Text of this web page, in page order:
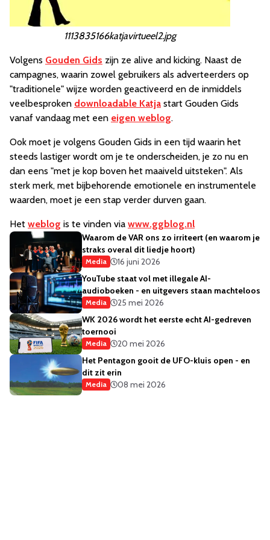
1113835166katjavirtueel2.jpg
Volgens Gouden Gids zijn ze alive and kicking. Naast de
campagnes, waarin zowel gebruikers als adverteerders op
"traditionele" wijze worden geactiveerd en de inmiddels
veelbesproken downloadable Katja start Gouden Gids
vanaf vandaag met een eigen weblog.
Ook moet je volgens Gouden Gids in een tijd waarin het
steeds lastiger wordt om je te onderscheiden, je zo nu en
dan eens "met je kop boven het maaiveld uitsteken". Als
sterk merk, met bijbehorende emotionele en instrumentele
waarden, moet je een stap verder durven gaan.
Het weblog is te vinden via www.ggblog.nl
Waarom de VAR ons zo irriteert (en waarom je
straks overal dit liedje hoort)
Media
16 juni 2026
YouTube staat vol met illegale AI-
audioboeken - en uitgevers staan machteloos
Media
25 mei 2026
WK 2026 wordt het eerste echt AI-gedreven
toernooi
Media
20 mei 2026
Het Pentagon gooit de UFO-kluis open - en
dit zit erin
Media 08 mei 2026